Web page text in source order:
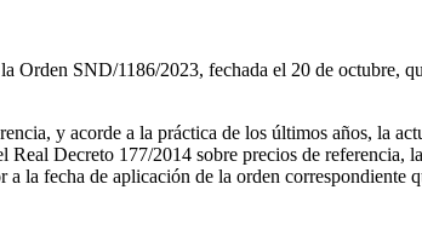
SND/1186/2023, fechada el 20 de octubre,
y acorde a la práctica de los últimos años, la
Real Decreto 177/2014 sobre precios de
la fecha de aplicación de la orden correspondiente